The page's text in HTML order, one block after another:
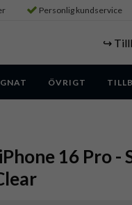
Personlig kundservice
↪️
ÖVRIGT
16 Pro -